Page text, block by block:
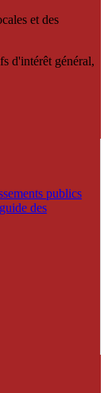
et des
d'intérêt général,
publics
des